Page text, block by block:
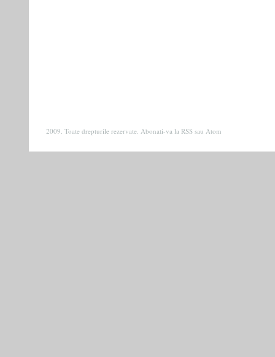
2009. Toate drepturile rezervate. Abonati-va la RSS sau Atom